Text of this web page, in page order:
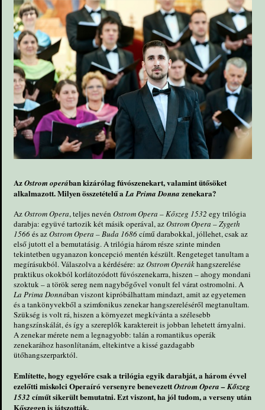
AzOstrom operában kizárólag fúvószenekart, valamint ütősöket
alkalmazott. Milyen összetételű aLa Prima Donna zenekara?
AzOstrom Opera, teljes nevén Ostrom Opera – Kőszeg 1532 egy trilógia
darabja: együvé tartozik két másik operával, azOstrom Opera – Zygeth
1566és azOstrom Opera – Buda 1686című darabokkal, jóllehet, csak az
első jutott el a bemutatásig. A trilógia három része szinte minden
tekintetben ugyanazon koncepció mentén készült. Rengeteget tanultam a
megírásukból. Válaszolva a kérdésére: azOstrom Operákhangszerelése
praktikus okokból korlátozódott fúvószenekarra, hiszen – ahogy mondani
szoktuk – a török sereg nem nagybőgővel vonult fel várat ostromolni. A
La Prima Donnában viszont kipróbálhattam mindazt, amit az egyetemen
és a tankönyvekből a szimfonikus zenekar hangszereléséről megtanultam.
Szükség is volt rá, hiszen a környezet megkívánta a szélesebb
hangszínskálát, és így a szereplők karaktereit is jobban lehetett árnyalni.
A zenekar mérete nem a legnagyobb: talán a romantikus operák
zenekarához hasonlítanám, eltekintve a kissé gazdagabb
ütőhangszerparktól.
Említette, hogy egyelőre csak a trilógia egyik darabját, a három évvel
ezelőtti miskolci Operaíró versenyre benevezettOstrom Opera – Kőszeg
1532 címűt sikerült bemutatni. Ezt viszont, ha jól tudom, a verseny után
Kőszegen is játszották.